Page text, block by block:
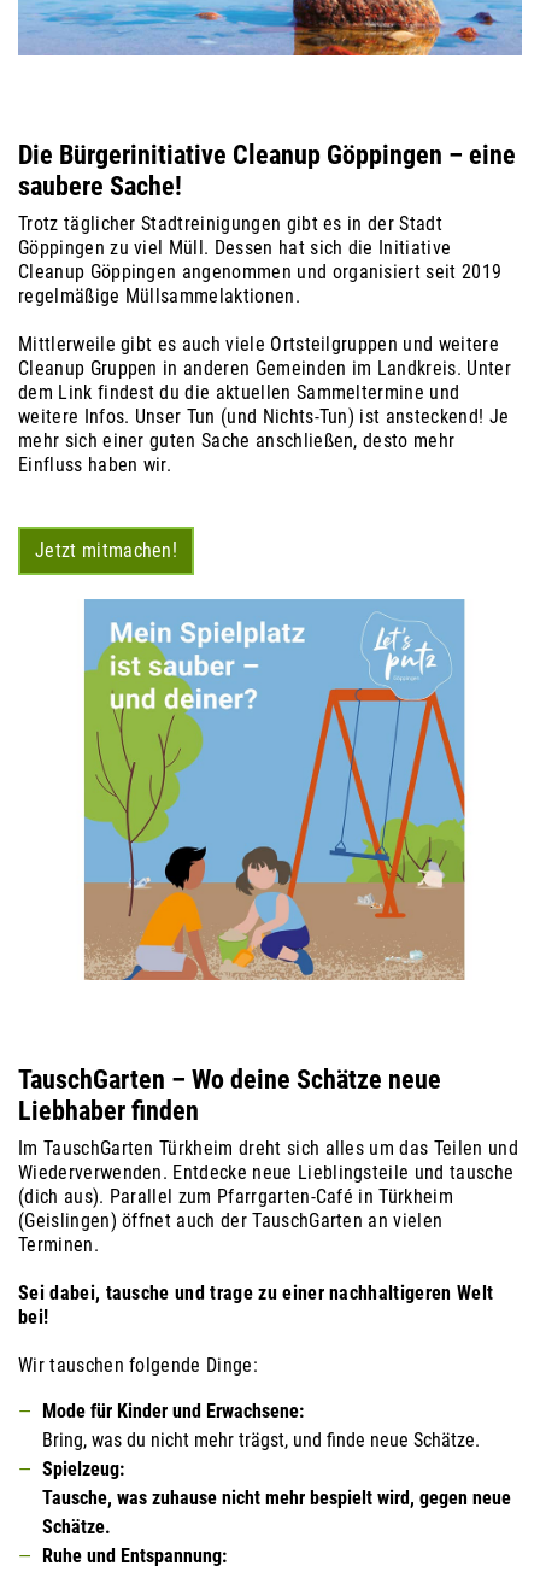
Die Bürgerinitiative Cleanup Göppingen – eine
saubere Sache!
Trotz täglicher Stadtreinigungen gibt es in der Stadt
Göppingen zu viel Müll. Dessen hat sich die Initiative
Cleanup Göppingen angenommen und organisiert seit 2019
regelmäßige Müllsammelaktionen.
Mittlerweile gibt es auch viele Ortsteilgruppen und weitere
Cleanup Gruppen in anderen Gemeinden im Landkreis. Unter
dem Link findest du die aktuellen Sammeltermine und
weitere Infos. Unser Tun (und Nichts-Tun) ist ansteckend! Je
mehr sich einer guten Sache anschließen, desto mehr
Einfluss haben wir.
Jetzt mitmachen!
TauschGarten – Wo deine Schätze neue
Liebhaber finden
Im TauschGarten Türkheim dreht sich alles um das Teilen und
Wiederverwenden. Entdecke neue Lieblingsteile und tausche
(dich aus). Parallel zum Pfarrgarten-Café in Türkheim
(Geislingen) öffnet auch der TauschGarten an vielen
Terminen.
Sei dabei, tausche und trage zu einer nachhaltigeren Welt
bei!
Wir tauschen folgende Dinge:
Mode für Kinder und Erwachsene:
Bring, was du nicht mehr trägst, und finde neue Schätze.
Spielzeug:
Tausche, was zuhause nicht mehr bespielt wird, gegen neue
Schätze.
Ruhe und Entspannung: